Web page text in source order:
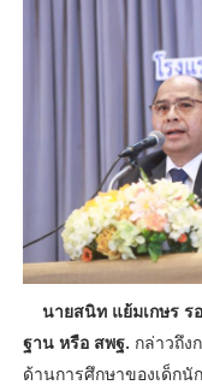
นายสนิท แย้มเกษร
ฐาน หรือ สพฐ. กล่าวถึง
ด้านการศึกษาของเด็กนั